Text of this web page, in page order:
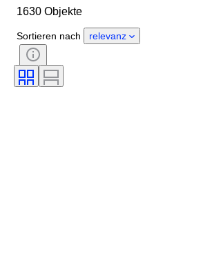
Geschlecht
Unterschrift
Farbe
Accessoires enthalten
Modell
1630 Objekte
Sortieren nach relevanz